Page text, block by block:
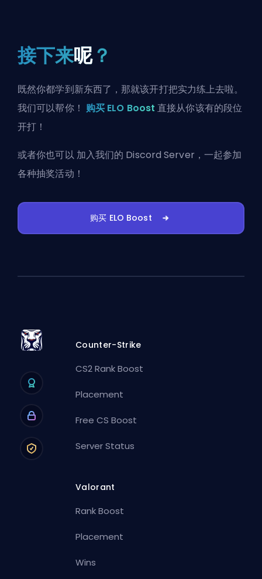
接下来呢？
既然你都学到新东西了，那就该开打把实力练上去啦。
我们可以帮你！ 购买 ELO Boost 直接从你该有的段位
开打！
或者你也可以 加入我们的 Discord Server ，一起参加
各种抽奖活动！
购买 ELO Boost
Counter-Strike
CS2 Rank Boost
Placement
Free CS Boost
Server Status
Valorant
Rank Boost
Placement
Wins